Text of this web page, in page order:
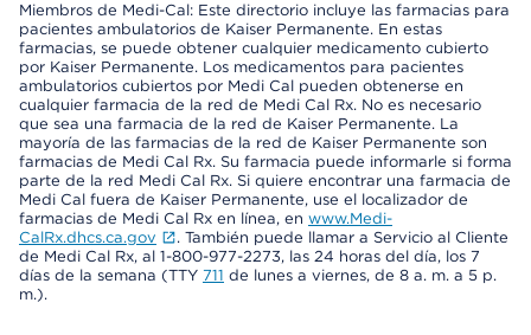
Miembros de Medi-Cal: Este directorio incluye las farmacias para
pacientes ambulatorios de Kaiser Permanente. En estas
farmacias, se puede obtener cualquier medicamento cubierto
por Kaiser Permanente. Los medicamentos para pacientes
ambulatorios cubiertos por Medi Cal pueden obtenerse en
cualquier farmacia de la red de Medi Cal Rx. No es necesario
que sea una farmacia de la red de Kaiser Permanente. La
mayoría de las farmacias de la red de Kaiser Permanente son
farmacias de Medi Cal Rx. Su farmacia puede informarle si forma
parte de la red Medi Cal Rx. Si quiere encontrar una farmacia de
Medi Cal fuera de Kaiser Permanente, use el localizador de
farmacias de Medi Cal Rx en línea, en www.Medi-
CalRx.dhcs.ca.gov
. También puede llamar a Servicio al Cliente
de Medi Cal Rx, al 1-800-977-2273, las 24 horas del día, los 7
días de la semana (TTY 711 de lunes a viernes, de 8 a. m. a 5 p.
m.).